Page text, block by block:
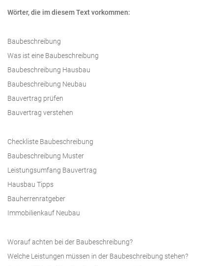
Wörter, die im diesem Text vorkommen:
Baubeschreibung
Was ist eine Baubeschreibung
Baubeschreibung Hausbau
Baubeschreibung Neubau
Bauvertrag prüfen
Bauvertrag verstehen
Checkliste Baubeschreibung
Baubeschreibung Muster
Leistungsumfang Bauvertrag
Hausbau Tipps
Bauherrenratgeber
Immobilienkauf Neubau
Worauf achten bei der Baubeschreibung?
Welche Leistungen müssen in der Baubeschreibung stehen?